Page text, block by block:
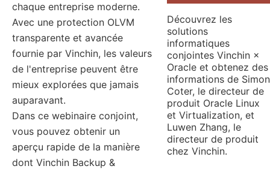
chaque entreprise moderne.
Avec une protection OLVM
transparente et avancée
fournie par Vinchin, les valeurs
de l'entreprise peuvent être
mieux explorées que jamais
auparavant.
Dans ce webinaire conjoint,
vous pouvez obtenir un
aperçu rapide de la manière
dont Vinchin Backup &
Découvrez les
solutions
informatiques
conjointes Vinchin ×
Oracle et obtenez des
informations de Simon
Coter, le directeur de
produit Oracle Linux
et Virtualization, et
Luwen Zhang, le
directeur de produit
chez Vinchin.